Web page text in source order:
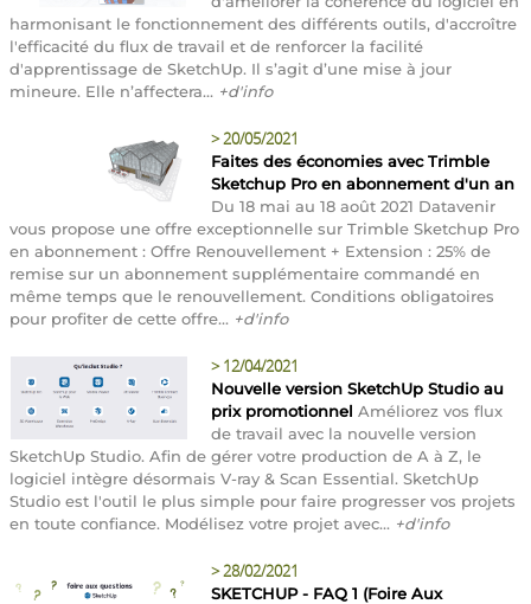
harmonisant le fonctionnement des différents outils, d'accroître
l'efficacité du flux de travail et de renforcer la facilité
d'apprentissage de SketchUp. Il s’agit d’une mise à jour
mineure. Elle n’affectera... +d'info
>20/05/2021
Faites des économies avec Trimble
Sketchup Pro en abonnement d'un an
Du 18 mai au 18 août 2021 Datavenir
vous propose une offre exceptionnelle sur Trimble Sketchup Pro
en abonnement : Offre Renouvellement + Extension : 25% de
remise sur un abonnement supplémentaire commandé en
même temps que le renouvellement. Conditions obligatoires
pour profiter de cette offre... +d'info
> 12/04/2021
Nouvelle version SketchUp Studio au
prix promotionnel Améliorez vos flux
de travail avec la nouvelle version
SketchUp Studio. Afin de gérer votre production de A à Z, le
logiciel intègre désormais V-ray & Scan Essential. SketchUp
Studio est l'outil le plus simple pour faire progresser vos projets
en toute confiance. Modélisez votre projet avec... +d'info
>28/02/2021
SKETCHUP - FAQ 1 (Foire Aux